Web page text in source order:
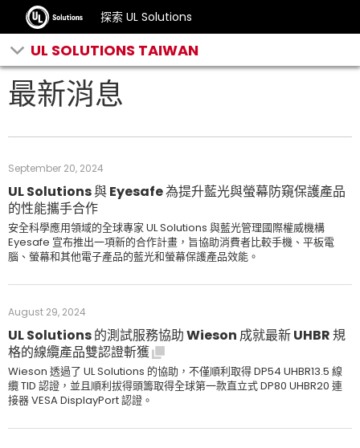
探索 UL Solutions
UL SOLUTIONS TAIWAN
最新消息
September 20, 2024
UL Solutions 與 Eyesafe 為提升藍光與螢幕防窺保護產品
的性能攜手合作
安全科學應用領域的全球專家 UL Solutions 與藍光管理國際權威機構
Eyesafe 宣布推出一項新的合作計畫，旨協助消費者比較手機、平板電
腦、螢幕和其他電子產品的藍光和螢幕保護產品效能。
August 29, 2024
UL Solutions 的測試服務協助 Wieson 成就最新 UHBR 規
格的線纜產品雙認證斬獲
Wieson 透過了 UL Solutions 的協助，不僅順利取得 DP54 UHBR13.5 線
纜 TID 認證，並且順利拔得頭籌取得全球第一款直立式 DP80 UHBR20 連
接器 VESA DisplayPort 認證。